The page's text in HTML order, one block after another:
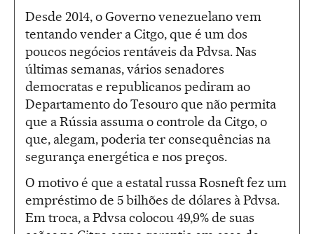
Desde 2014, o Governo venezuelano vem
tentando vender a Citgo, que é um dos
poucos negócios rentáveis da Pdvsa. Nas
últimas semanas, vários senadores
democratas e republicanos pediram ao
Departamento do Tesouro que não permita
que a Rússia assuma o controle da Citgo, o
que, alegam, poderia ter consequências na
segurança energética e nos preços.
O motivo é que a estatal russa Rosneft fez um
empréstimo de 5 bilhões de dólares à Pdvsa.
Em troca, a Pdvsa colocou 49,9% de suas